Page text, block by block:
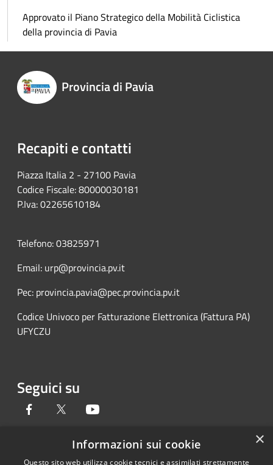
Approvato il Piano Strategico della Mobilità Ciclistica
della provincia di Pavia
Provincia di Pavia
Recapiti e contatti
Piazza Italia 2 - 27100 Pavia
Codice Fiscale: 80000030181
P.Iva: 02265610184
Telefono: 03825971
Email: urp@provincia.pv.it
Pec: provincia.pavia@pec.provincia.pv.it
Codice Univoco per Fatturazione Elettronica (Fattura PA)
UFYCZU
Seguici su
Facebook Twitter
×
Informazioni sui cookie
Questo sito web utilizza cookie tecnici e assimilati strettamente